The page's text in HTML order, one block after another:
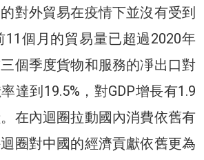
對外貿易在疫情下並沒有受到
11個月的貿易量已超過2020年
個季度貨物和服務的凈出口對
達到19.5%，對GDP增長有1.9
在內迴圈拉動國內消費依舊有
圈對中國的經濟貢獻依舊更為